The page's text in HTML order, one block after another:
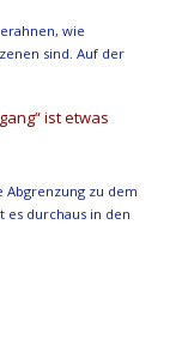
wie
sind. Auf der
ist etwas
Abgrenzung zu dem
es durchaus in den